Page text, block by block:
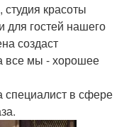
красоты
для гостей нашего
создаст
все мы - хорошее
специалист в сфере